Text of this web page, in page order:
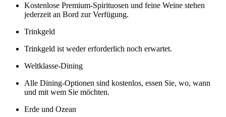
Kostenlose Premium-Spirituosen und feine Weine stehen
jederzeit an Bord zur Verfügung.
Trinkgeld
Trinkgeld ist weder erforderlich noch erwartet.
Weltklasse-Dining
Alle Dining-Optionen sind kostenlos, essen Sie, wo, wann
und mit wem Sie möchten.
Erde und Ozean